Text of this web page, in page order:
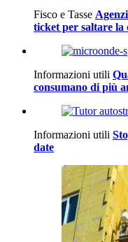
Fisco e Tasse
ticket per saltare la
Informazioni utili
consumano di più
Informazioni utili
date